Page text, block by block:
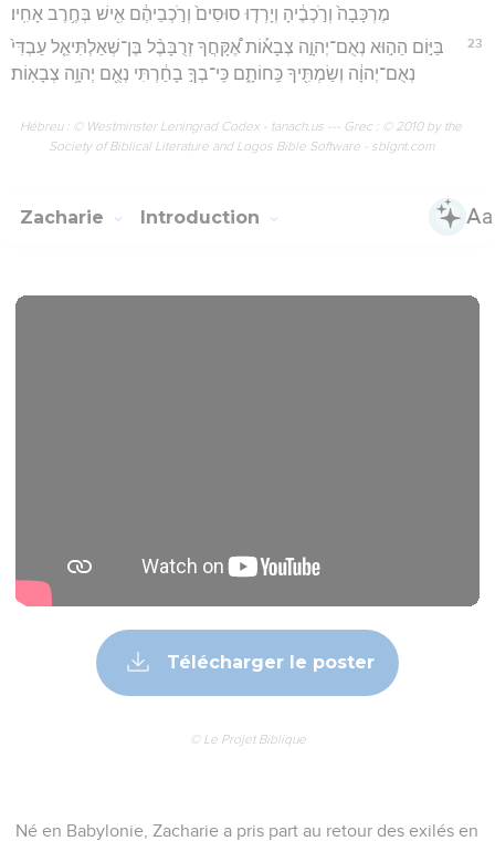
מֶרְכָּבָה֙ וְרֹ֣כְבֶ֔יהָ וְיָרְד֤וּ סוּסִים֙ וְרֹ֣כְבֵיהֶ֔ם אִ֖ישׁ בְּחֶ֥רֶב אָחִֽיו׃
23
בַּיּ֣וֹם הַה֣וּא נְאֻם־יְהוָ֣ה צְבָא֡וֹת אֶ֠קָּחֲךָ זְרֻבָּבֶ֨ל בֶּן־שְׁאַלְתִּיאֵ֤ל עַבְדִּי֙
נְאֻם־יְהוָ֔ה וְשַׂמְתִּ֖יךָ כַּֽחוֹתָ֑ם כִּֽי־בְךָ֣ בָחַ֔רְתִּי נְאֻ֖ם יְהוָ֥ה צְבָאֽוֹת׃
Hébreu : © Westminster Leningrad Codex - tanach.us --- Grec : © 2010 by the
Society of Biblical Literature and Logos Bible Software - sblgnt.com
Zacharie Introduction
Télécharger le poster
© Le Projet Biblique
Né en Babylonie, Zacharie a pris part au retour des exilés en